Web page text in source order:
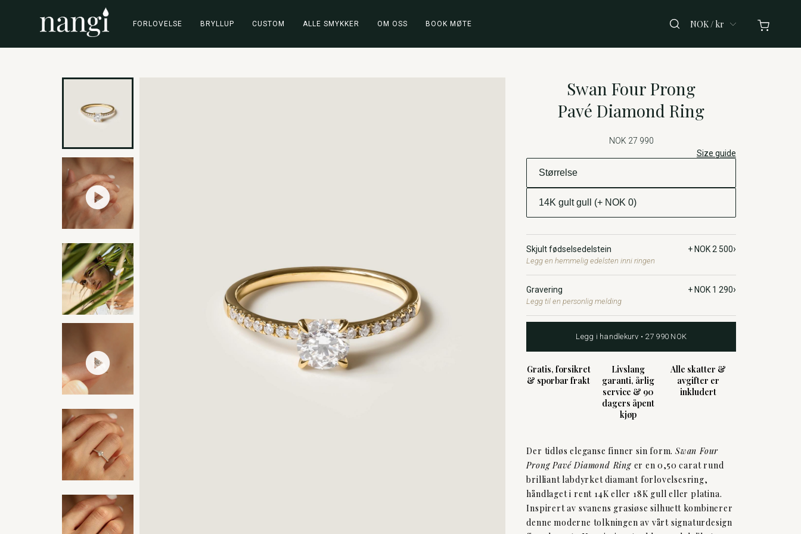
FORLOVELSE BRYLLUP CUSTOM ALLE SMYKKER OM OSS BOOK MØTE NOK / kr
Swan Four Prong
Pavé Diamond Ring
NOK 27 990
Size guide
Skjult fødselsedelstein
Legg en hemmelig edelsten inni ringen
+ NOK 2 500›
Gravering
Legg til en personlig melding
+ NOK 1 290›
Legg i handlekurv • 27 990 NOK
Gratis, forsikret
& sporbar frakt
Livslang
garanti, årlig
service & 90
dagers åpent
kjøp
Alle skatter &
avgifter er
inkludert
Der tidløs eleganse finner sin form.Swan Four
Prong Pavé Diamond Ring er en 0,50 carat rund
brilliant labdyrket diamant forlovelsesring,
håndlaget i rent 14K eller 18K gull eller platina.
Inspirert av svanens grasiøse silhuett kombinerer
denne moderne tolkningen av vårt signaturdesign